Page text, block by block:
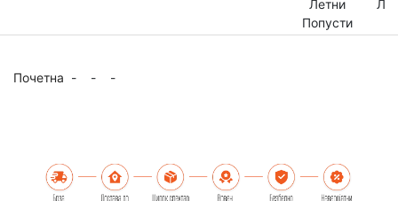
Летни
Попусти
Почетна - - -